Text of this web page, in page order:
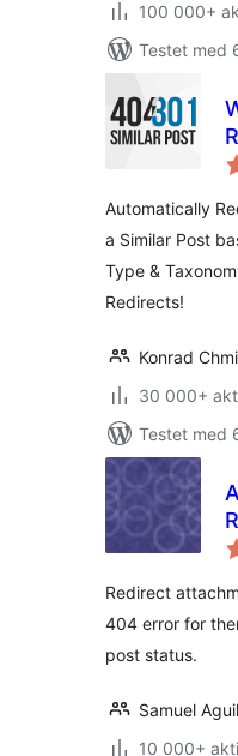
100 000+
Testet med
Automatically
a Similar Post
Type &
Redirects!
Konrad
30 000+
Testet med
Redirect
404 error for
post status.
Samuel
10 000+